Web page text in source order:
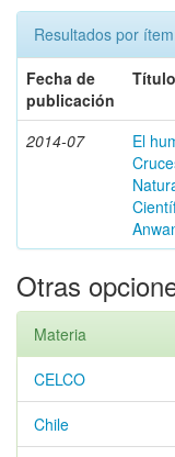
Resultados por
Fecha de
publicación
Título
2014-07
El
Otras
Materia
CELCO
Chile